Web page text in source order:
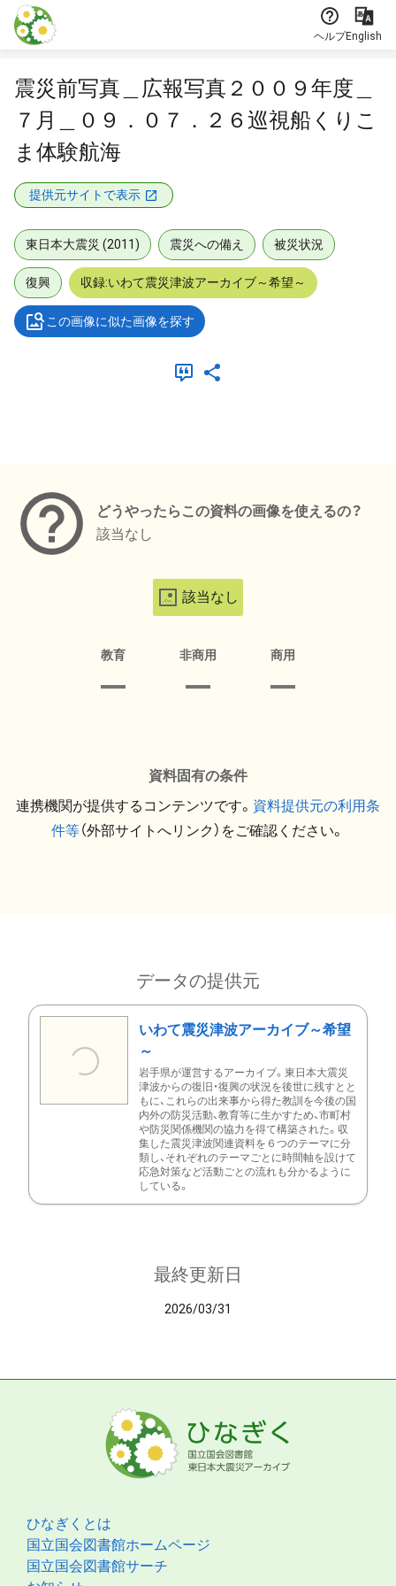
本文に飛ぶ
ヘルプEnglish
震災前写真＿広報写真２００９年度＿
７月＿０９．０７．２６巡視船くりこ
ま体験航海
提供元サイトで表示
東日本大震災 (2011) 震災への備え 被災状況
復興 収録:いわて震災津波アーカイブ～希望～
この画像に似た画像を探す
どうやったらこの資料の画像を使えるの？
該当なし
該当なし
教育 非商用 商用
資料固有の条件
連携機関が提供するコンテンツです。 資料提供元の利用条
件等（外部サイトへリンク）をご確認ください。
データの提供元
いわて震災津波アーカイブ～希望
～
岩手県が運営するアーカイブ。東日本大震災
津波からの復旧・復興の状況を後世に残すとと
もに、これらの出来事から得た教訓を今後の国
内外の防災活動、教育等に生かすため、市町村
や防災関係機関の協力を得て構築された。収
集した震災津波関連資料を６つのテーマに分
類し、それぞれのテーマごとに時間軸を設けて
応急対策など活動ごとの流れも分かるように
している。
最終更新日
2026/03/31
ひなぎくとは
国立国会図書館ホームページ
国立国会図書館サーチ